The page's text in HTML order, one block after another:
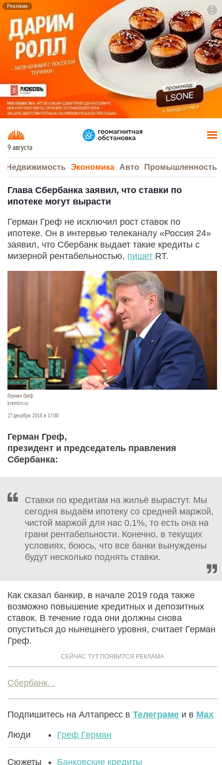
Реклама
9 августа
Недвижимость Экономика Авто Промышленность
Глава Сбербанка заявил, что ставки по
ипотеке могут вырасти
Герман Греф не исключил рост ставок по
ипотеке. Он в интервью телеканалу «Россия 24»
заявил, что Сбербанк выдает такие кредиты с
мизерной рентабельностью, пишет RT.
Герман Греф.
kremlin.ru
27 декабря 2018 в 17:00
Герман Греф,
президент и председатель правления
Сбербанка:
Ставки по кредитам на жильё вырастут. Мы
сегодня выдаём ипотеку со средней маржой,
чистой маржой для нас 0,1%, то есть она на
грани рентабельности. Конечно, в текущих
условиях, боюсь, что все банки вынуждены
будут несколько поднять ставки.
Как сказал банкир, в начале 2019 года также
возможно повышение кредитных и депозитных
ставок. В течение года они должны снова
опуститься до нынешнего уровня, считает Герман
Греф.
Сбербанк. .
Подпишитесь на Алтапресс в Телеграме и в Max
Люди Греф Герман
Сюжеты Банковские кредиты